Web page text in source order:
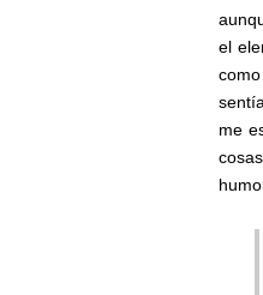
el
me